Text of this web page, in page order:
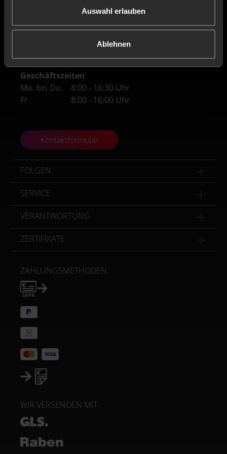
Auswahl erlauben
Ablehnen
+49 (0) 4171 / 84 80-190
Geschäftszeiten
Mo. bis Do.
8:00 - 16:30 Uhr
Fr.
8:00 - 16:00 Uhr
Kontaktformular
FOLGEN
SERVICE
VERANTWORTUNG
ZERTIFIKATE
ZAHLUNGSMETHODEN
WIR VERSENDEN MIT